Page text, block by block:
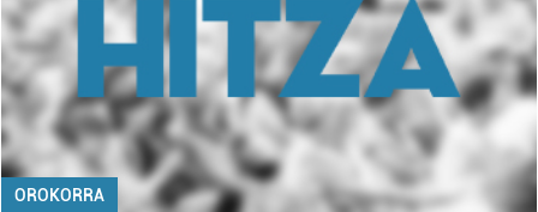
OROKORRA